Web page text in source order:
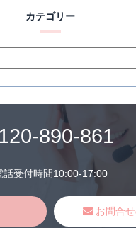
カテゴリー
890-861
話受付時間10:00-17:00
お問合